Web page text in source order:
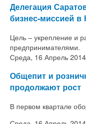
Делегация
бизнес-миссией
Цель – укрепление и
предпринимателями.
Среда, 16 Апрель
Общепит и
продолжают рост
В первом квартале